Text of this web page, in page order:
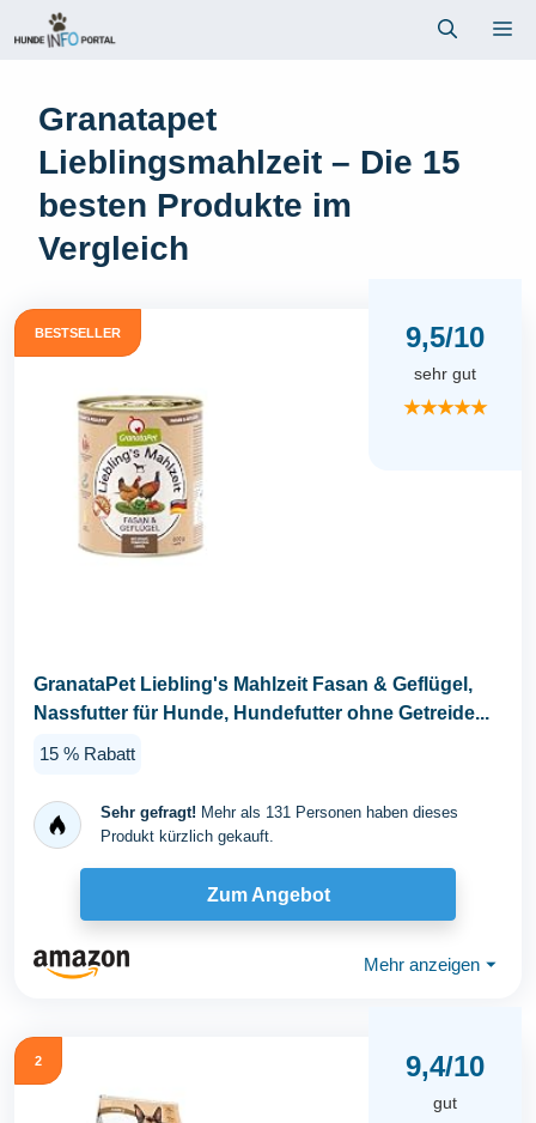
Inhalt
Granatapet
Lieblingsmahlzeit – Die 15
besten Produkte im
Vergleich
BESTSELLER 9,5/10
sehr gut
★★★★★
GranataPet Liebling's Mahlzeit Fasan & Geflügel,
Nassfutter für Hunde, Hundefutter ohne Getreide...
15 % Rabatt
Sehr gefragt! Mehr als 131 Personen haben dieses
Produkt kürzlich gekauft.
Zum Angebot
Mehr anzeigen ⏷
2 9,4/10
gut